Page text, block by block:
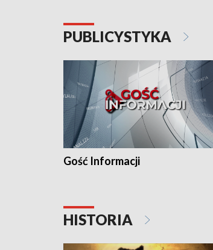
PUBLICYSTYKA
Gość Informacji
HISTORIA